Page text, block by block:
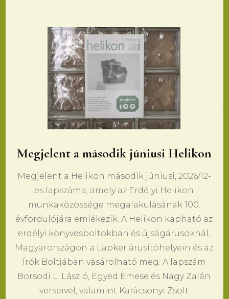
Megjelent a második júniusi Helikon
Megjelent a Helikon második júniusi, 2026/12-
es lapszáma, amely az Erdélyi Helikon
munkaközössége megalakulásának 100.
évfordulójára emlékezik. A Helikon kapható az
erdélyi könyvesboltokban és újságárusoknál;
Magyarországon a Lapker árusítóhelyein és az
Írók Boltjában vásárolható meg. A lapszám
Borsodi L. László, Egyed Emese és Nagy Zalán
verseivel, valamint Karácsonyi Zsolt